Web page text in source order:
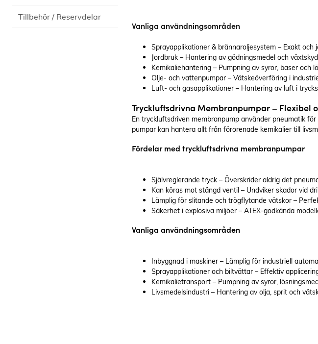
Tillbehör / Reservdelar
Vanliga användningsområden
Sprayapplikationer & brännaroljesystem – Exakt och
Jordbruk – Hantering av gödningsmedel och
Kemikaliehantering – Pumpning av syror, baser och
Olje- och vattenpumpar – Vätskeöverföring i
Luft- och gasapplikationer – Hantering av luft i
Tryckluftsdrivna Membranpumpar – Flexibel
En tryckluftsdriven membranpump använder pneumatik
pumpar kan hantera allt från förorenade kemikalier till
Fördelar med tryckluftsdrivna membranpumpar
Självreglerande tryck – Överskrider aldrig det
Kan köras mot stängd ventil – Undviker skador vid
Lämplig för slitande och trögflytande vätskor –
Säkerhet i explosiva miljöer – ATEX-godkända
Vanliga användningsområden
Inbyggnad i maskiner – Lämplig för industriell
Sprayapplikationer och biltvättar – Effektiv
Kemikalietransport – Pumpning av syror,
Livsmedelsindustri – Hantering av olja, sprit och